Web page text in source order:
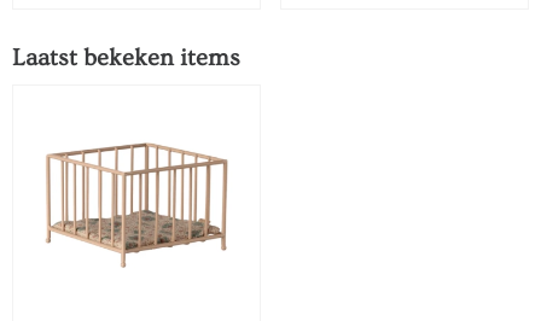
Laatst bekeken items